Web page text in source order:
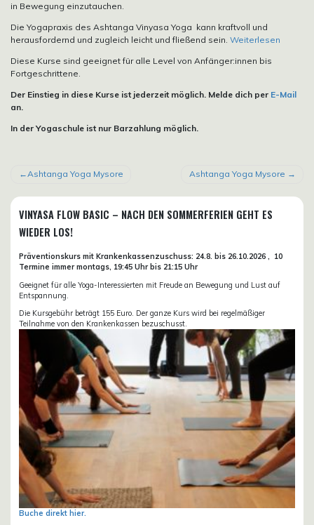
in Bewegung einzutauchen.
Die Yogapraxis des Ashtanga Vinyasa Yoga kann kraftvoll und
herausfordernd und zugleich leicht und fließend sein. Weiterlesen
Diese Kurse sind geeignet für alle Level von Anfänger:innen bis
Fortgeschrittene.
Der Einstieg in diese Kurse ist jederzeit möglich. Melde dich per E-Mail
an.
In der Yogaschule ist nur Barzahlung möglich.
BEITRAGSNAVIGATION
Ashtanga Yoga Mysore Ashtanga Yoga Mysore
VINYASA FLOW BASIC – NACH DEN SOMMERFERIEN GEHT ES
WIEDER LOS!
Präventionskurs mit Krankenkassenzuschuss: 24.8. bis 26.10.2026 , 10
Termine immer montags, 19:45 Uhr bis 21:15 Uhr
Geeignet für alle Yoga-Interessierten mit Freude an Bewegung und Lust auf
Entspannung.
Die Kursgebühr beträgt 155 Euro. Der ganze Kurs wird bei regelmäßiger
Teilnahme von den Krankenkassen bezuschusst.
Buche direkt hier.